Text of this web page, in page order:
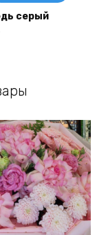
серый